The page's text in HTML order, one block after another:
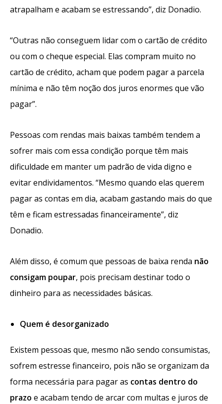
atrapalham e acabam se estressando”, diz Donadio.
“Outras não conseguem lidar com o cartão de crédito
ou com o cheque especial. Elas compram muito no
cartão de crédito, acham que podem pagar a parcela
mínima e não têm noção dos juros enormes que vão
pagar”.
Pessoas com rendas mais baixas também tendem a
sofrer mais com essa condição porque têm mais
dificuldade em manter um padrão de vida digno e
evitar endividamentos. “Mesmo quando elas querem
pagar as contas em dia, acabam gastando mais do que
têm e ficam estressadas financeiramente”, diz
Donadio.
Além disso, é comum que pessoas de baixa renda não
consigam poupar, pois precisam destinar todo o
dinheiro para as necessidades básicas.
Quem é desorganizado
Existem pessoas que, mesmo não sendo consumistas,
sofrem estresse financeiro, pois não se organizam da
forma necessária para pagar as contas dentro do
prazo e acabam tendo de arcar com multas e juros de